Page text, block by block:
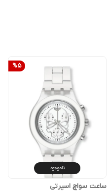
%5
ناموجود
ساعت سواچ اسپرتی